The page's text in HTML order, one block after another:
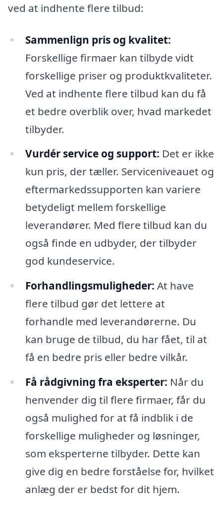
ved at indhente flere tilbud:
Sammenlign pris og kvalitet:
Forskellige firmaer kan tilbyde vidt
forskellige priser og produktkvaliteter.
Ved at indhente flere tilbud kan du få
et bedre overblik over, hvad markedet
tilbyder.
Vurdér service og support: Det er ikke
kun pris, der tæller. Serviceniveauet og
eftermarkedssupporten kan variere
betydeligt mellem forskellige
leverandører. Med flere tilbud kan du
også finde en udbyder, der tilbyder
god kundeservice.
Forhandlingsmuligheder: At have
flere tilbud gør det lettere at
forhandle med leverandørerne. Du
kan bruge de tilbud, du har fået, til at
få en bedre pris eller bedre vilkår.
Få rådgivning fra eksperter: Når du
henvender dig til flere firmaer, får du
også mulighed for at få indblik i de
forskellige muligheder og løsninger,
som eksperterne tilbyder. Dette kan
give dig en bedre forståelse for, hvilket
anlæg der er bedst for dit hjem.